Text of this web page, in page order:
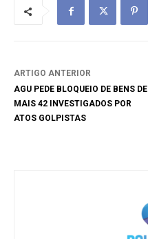
ARTIGO ANTERIOR
AGU PEDE BLOQUEIO DE BENS DE
MAIS 42 INVESTIGADOS POR
ATOS GOLPISTAS